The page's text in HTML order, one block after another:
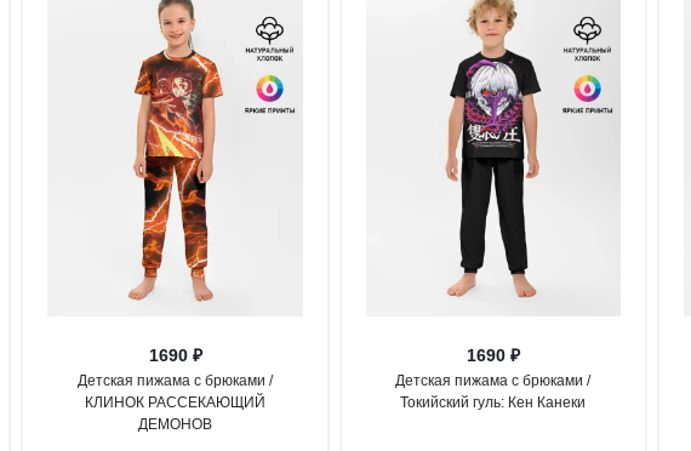
1690 ₽
Детская пижама с брюками /
КЛИНОК РАССЕКАЮЩИЙ
ДЕМОНОВ
1690 ₽
Детская пижама с брюками /
Токийский гуль: Кен Канеки